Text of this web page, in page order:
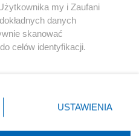
Instagram Youtube
my i Zaufani
danych
skanować
celów identyfikacji.
ustawień prywatności
rogu strony
nie wymagają zgody
USTAWIENIA